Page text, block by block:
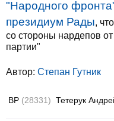
"Народного
президиум Рады,
со стороны нардепов
партии"
Автор: Степан Гутник
ВР (28331) Тетерук